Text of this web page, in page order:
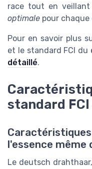
race tout en
optimale pour chaque
Pour en savoir plus
et le standard FCI du
détaillé.
standard FCI
l'essence même
Le deutsch